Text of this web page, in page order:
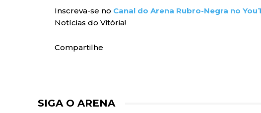
Inscreva-se no Canal do Arena Rubro-Negra no
Notícias do Vitória!
Compartilhe
SIGA O ARENA